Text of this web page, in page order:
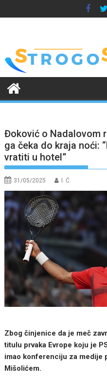
to
Đoković o Nadalovom
ga čeka do kraja noći:
vratiti u hotel”
31/05/2025 I. Ć.
Zbog činjenice da je meč
titulu prvaka Evrope koju je
imao konferenciju za medije
Mišolićem.